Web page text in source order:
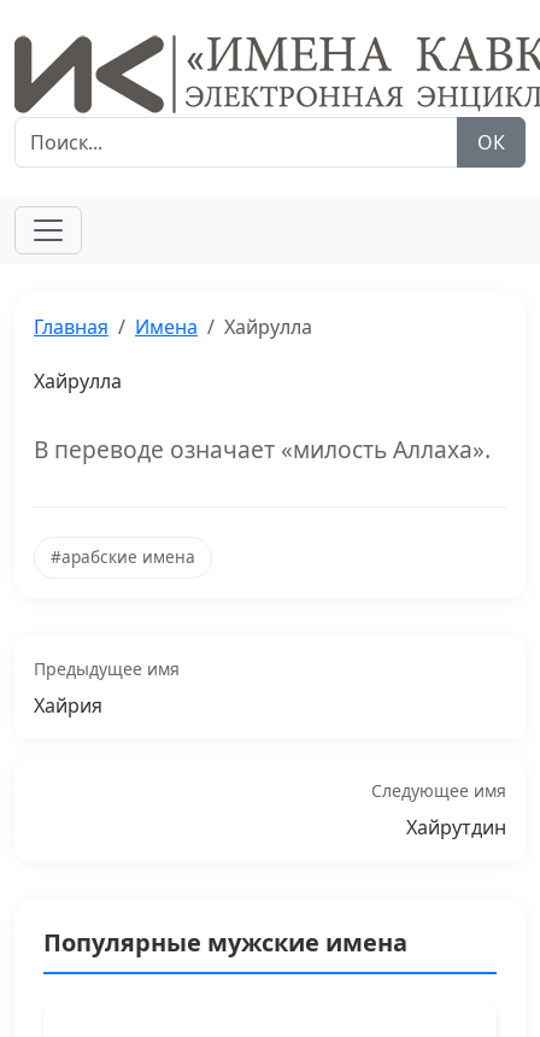
ОК
Главная Имена Хайрулла
Хайрулла
В переводе означает «милость Аллаха».
#арабские имена
Предыдущее имя
Хайрия
Следующее имя
Хайрутдин
Популярные мужские имена